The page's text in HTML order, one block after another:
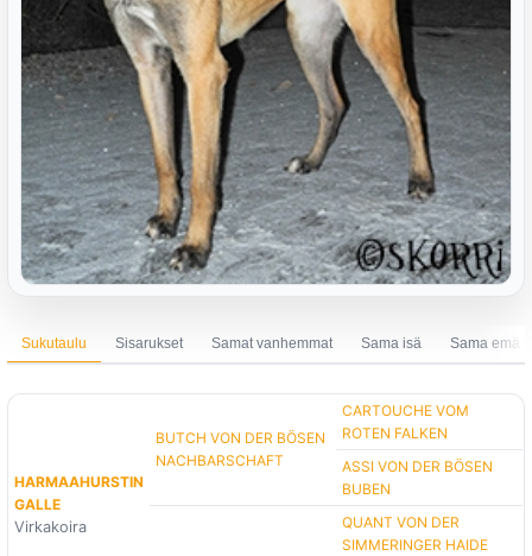
Sukutaulu Sisarukset Samat vanhemmat Sama isä Sama emä
HARMAAHURSTIN
GALLE
Virkakoira
BUTCH VON DER BÖSEN
NACHBARSCHAFT
CARTOUCHE VOM
ROTEN FALKEN
ASSI VON DER BÖSEN
BUBEN
QUANT VON DER
SIMMERINGER HAIDE